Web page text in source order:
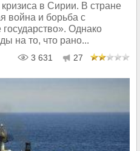
кризиса в Сирии. В стране
война и борьба с
Однако
на то, что рано...
3 631 27